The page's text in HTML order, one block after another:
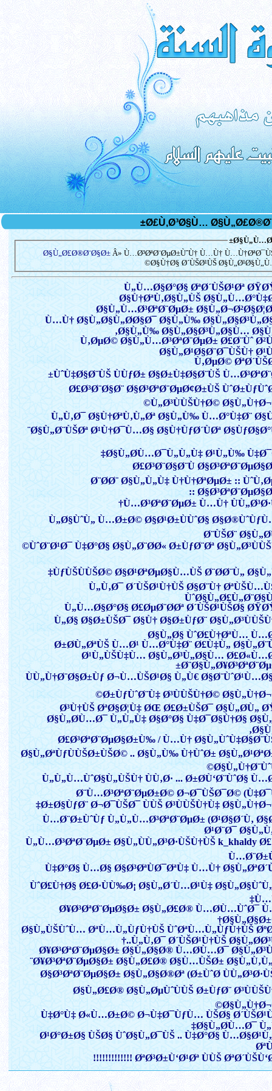
Ø§Ù„Ø£Ø®Ø¨Ø§Ø± Â» Ù…Ø³ØªØ¨ØµØ±ÙˆÙ† Ù…Ù†
Ø§Ù†Ø§ Ø´ÙŠØ¹ÙŠ
Ù„Ù…Ø§Ø°Ø§ ØªØ´ÙŠØ¹Øª
Ø§Ù†ØªÙ‚Ø§Ù„ÙŠ
Ø§Ù„Ù…Ø³ØªØ¨ØµØ±
Ù…Ù† Ø§Ù„Ø§Ù„Ø­Ø§Ø¯ Ø§Ù„Ù‰
Ø§Ù„Ù‰ Ø§Ù„Ø§Ø³Ù„Ø§Ù…
Ù‚ØµØ© Ø§Ù„Ù…Ø³ØªØ¨ØµØ± Ø£Ø¨Ùˆ
Ø§Ù„Ø¹Ø§Ø¨Ø¯ÙŠÙ†
Ù‚ØµØ©
ÙˆÙ‡Ø§Ø¨ÙŠ ÙÙƒØ± Ø§Ø±Ù‡Ø§Ø¨ÙŠ
Ø£Ø³Ø¨Ø§Ø¨ Ø§Ø³ØªØ¨ØµØ¢Ø±ÙŠ
Ù„Ø³ÙÙŠÙ†Ø©
Ù„Ù‚Ø¯ Ø§Ù†ØªÙ‚Ù„Øª Ø§Ù„Ù‰ Ù…Ø°Ù‡Ø¨
Ø§Ù„Ø¨ÙŠØª Ø¹Ù†Ø¯Ù…Ø§ Ø§Ù†ÙƒØ´ÙØª Ø§ÙƒØ§Ø°ÙŠØ¨
Ø§Ù„Ø­Ù…Ø¯Ù„Ù„Ù‡ Ø¹Ù„Ù‰
Ø£Ø³Ø¨Ø§Ø¨Ù
Ø¨Ø­Ø¨ Ø§Ù„Ù„Ù‡ Ù†Ù†ØªØµØ± ::
Ù…Ø³ØªØ¨ØµØ± Ù…Ù†
Ù„Ø§ÙˆÙ„ Ù…Ø±Ø© Ø§Ø¹Ø±ÙÙˆØ§
Ø¨ÙŠØ¨
ÙˆØ¨Ø¹Ø¯ Ù‡Ø°Ø§ Ø§Ù„Ø¨Ø­Ø« Ø±ÙƒØ¨Øª Ø§Ù„Ø³ÙÙŠÙ†Ø©
ÙƒÙŠÙÙŠØ© Ø§Ø¹ØªØµØ§Ù…ÙŠ Ø¨Ø­Ø¨Ù„
Ù„Ù‚Ø¯ Ø´ÙŠØ¹Ù†ÙŠ Ø§Ø¨Ù†
Ù„Ù…Ø§Ø°Ø§ Ø£ØµØ¨Ø­Øª Ø´ÙŠØ¹ÙŠØ§
Ù„Ø§ Ø§Ø±ÙŠØ¯ Ø§Ù† Ø§Ø±ÙƒØ¨
Ø§Ù„Ø§ ÙˆØ£Ù†ØªÙ…
Ø±Ø­Ù„ØªÙŠ Ù…Ø¹ Ù…Ø°Ù‡Ø¨ Ø£Ù‡Ù„
Ø¹Ù„ÙŠÙ‡Ù… Ø§Ù„Ø³Ù„Ø§Ù…
ÙÙ„Ù†Ø¨Ø§Ø±Ùƒ Ø¬Ù…ÙŠØ¹Ø§ Ù„Ù€
Ø±ÙƒÙˆØ¨Ù‡ Ø³ÙÙŠÙ†Ø©
Ø³Ù†ÙŠ ØªØ§Ø¦Ù‡ ØŒ Ø£Ø±ÙŠØ¯ Ø§Ù„Ø­Ù„
Ø§Ù„Ø­Ù…Ø¯ Ù„Ù„Ù‡ Ø§Ø°Ø§ Ù‡Ø¯Ø§Ù†Ø§
Ø£Ø³ØªØ¨ØµØ§Ø±Ù‰ / Ù…Ù†
Ø§Ù„ØªÙƒÙÙŠØ±ÙŠØ© .. Ø§Ù„Ù‰ Ù†ÙˆØ±
Ù„Ù„Ù…ÙˆØ§Ù„ÙŠÙ† ÙÙ‚Ø· ... Ø±Ø­Ù‘Ø¨ÙˆØ§
Ø¨Ù…Ø³ØªØ¨ØµØ±Ø© Ø¬Ø¯ÙŠØ¯Ø©
Ø±Ø§ÙƒØ¨ Ø¬Ø¯ÙŠØ¯ ÙÙŠ Ø³ÙÙŠÙ†Ù‡
Ù…Ø¨Ø±ÙˆÙƒ Ù„Ù„Ù…Ø³ØªØ¨ØµØ± (Ø¹Ø§Ø´Ù‚
Ø¹Ø¨Ø¯
Ù„Ù…Ø³ØªØ¨ØµØ± Ø§Ù„ÙÙ„Ø³Ø·ÙŠÙ†ÙŠ k_khaldy
Ù‡Ø°Ø§ Ù…Ø§ Ø§Ø³ØªÙØ¯ØªÙ‡ Ù…Ù†
ÙˆØ£Ù†Ø§ Ø£Ø·ÙÙ‰Ø¡ Ø§Ù„Ø´Ù…Ø¹Ù‡
Ø¥Ø³ØªØ¨ØµØ§Ø± Ø§Ù„Ø£Ø® Ù…Ø­Ù…ÙˆØ¯
Ø§Ù„ÙŠÙˆÙ… ØªÙ…Ù„ÙƒÙ†ÙŠ ÙˆØªÙ…Ù„ÙƒÙ†ÙŠ
..Ù„Ù‚Ø¯ Ø´ÙŠØ¹Ù†ÙŠ
Ø¥Ø³ØªØ¨ØµØ§Ø± Ø§Ù„Ø§Ø® Ù…Ø­Ù…Ø¯
Ø¥Ø³ØªØ¨ØµØ§Ø± Ø§Ù„Ø£Ø® Ø§Ù…ÙŠØ±
Ø§Ø³ØªØ¨ØµØ§Ø± Ø§Ù„Ø§Ø®Øª (Ø±ÙˆØ­
Ø§Ù„Ø£Ø® Ø§Ù„ØµÙˆÙÙŠ Ø±ÙƒØ¨
Ù‡Ø°Ù‡ Ø«Ù…Ø±Ø© Ø¬Ù‡Ø¯ÙƒÙ… ÙŠØ§
Ø§Ù„Ø­Ù…Ø¯
Ø¹Ø°Ø±Ø§ ÙŠØ§ ÙˆØ§Ù„Ø¯ÙŠ .. Ù‡Ø°Ø§
ØªØ³Ø±Ù‘Ø¹Øª ÙÙŠ ØªØ´ÙŠÙ‘Ø¹ÙŠ